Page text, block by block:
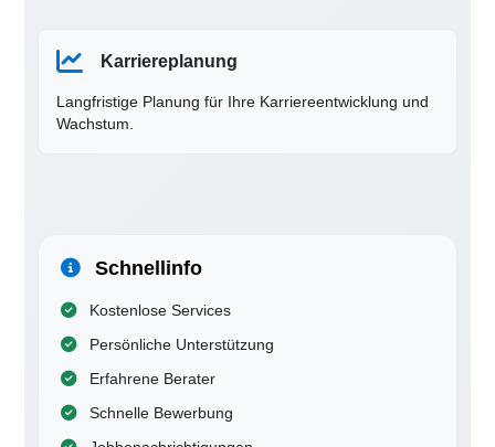
Karriereplanung
Langfristige Planung für Ihre Karriereentwicklung und
Wachstum.
Schnellinfo
Kostenlose Services
Persönliche Unterstützung
Erfahrene Berater
Schnelle Bewerbung